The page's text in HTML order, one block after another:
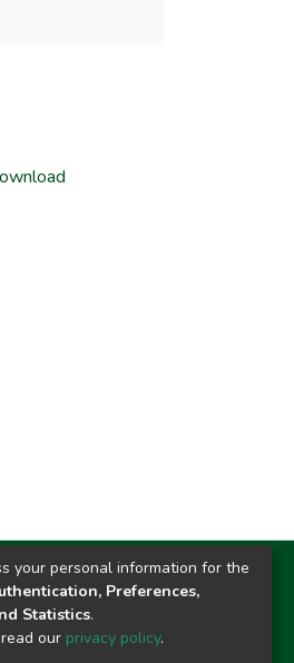
Universitaria
Tingo María, Huánuco
Datos del contacto
your personal information for the
Preferences,
Statistics.
our privacy policy.